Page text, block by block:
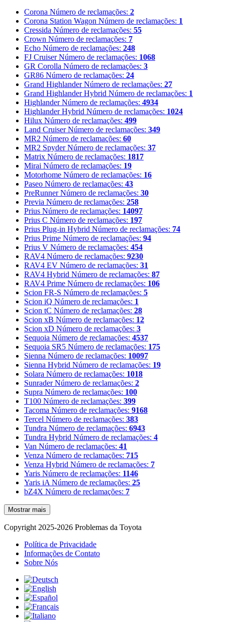
Corona Número de reclamações: 2
Corona Station Wagon Número de reclamações: 1
Cressida Número de reclamações: 55
Crown Número de reclamações: 7
Echo Número de reclamações: 248
FJ Cruiser Número de reclamações: 1068
GR Corolla Número de reclamações: 3
GR86 Número de reclamações: 24
Grand Highlander Número de reclamações: 27
Grand Highlander Hybrid Número de reclamações: 1
Highlander Número de reclamações: 4934
Highlander Hybrid Número de reclamações: 1024
Hilux Número de reclamações: 499
Land Cruiser Número de reclamações: 349
MR2 Número de reclamações: 60
MR2 Spyder Número de reclamações: 37
Matrix Número de reclamações: 1817
Mirai Número de reclamações: 19
Motorhome Número de reclamações: 16
Paseo Número de reclamações: 43
PreRunner Número de reclamações: 30
Previa Número de reclamações: 258
Prius Número de reclamações: 14097
Prius C Número de reclamações: 197
Prius Plug-in Hybrid Número de reclamações: 74
Prius Prime Número de reclamações: 94
Prius V Número de reclamações: 454
RAV4 Número de reclamações: 9230
RAV4 EV Número de reclamações: 31
RAV4 Hybrid Número de reclamações: 87
RAV4 Prime Número de reclamações: 106
Scion FR-S Número de reclamações: 5
Scion iQ Número de reclamações: 1
Scion tC Número de reclamações: 28
Scion xB Número de reclamações: 12
Scion xD Número de reclamações: 3
Sequoia Número de reclamações: 4537
Sequoia SR5 Número de reclamações: 175
Sienna Número de reclamações: 10097
Sienna Hybrid Número de reclamações: 19
Solara Número de reclamações: 1018
Sunrader Número de reclamações: 2
Supra Número de reclamações: 100
T100 Número de reclamações: 399
Tacoma Número de reclamações: 9168
Tercel Número de reclamações: 383
Tundra Número de reclamações: 6943
Tundra Hybrid Número de reclamações: 4
Van Número de reclamações: 41
Venza Número de reclamações: 715
Venza Hybrid Número de reclamações: 7
Yaris Número de reclamações: 1146
Yaris iA Número de reclamações: 25
bZ4X Número de reclamações: 7
Mostrar mais
Copyright 2025-2026 Problemas da Toyota
Política de Privacidade
Informações de Contato
Sobre Nós